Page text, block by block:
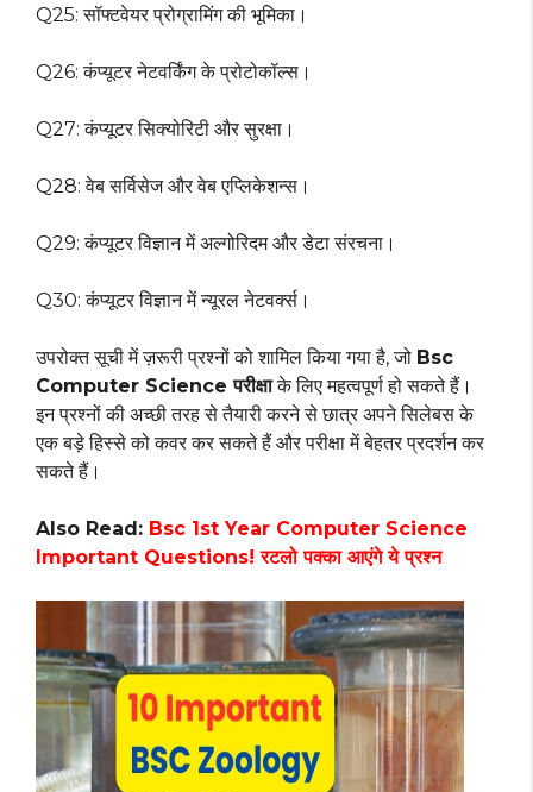
Q25: सॉफ्टवेयर प्रोग्रामिंग की भूमिका।
Q26: कंप्यूटर नेटवर्किंग के प्रोटोकॉल्स।
Q27: कंप्यूटर सिक्योरिटी और सुरक्षा।
Q28: वेब सर्विसेज और वेब एप्लिकेशन्स।
Q29: कंप्यूटर विज्ञान में अल्गोरिदम और डेटा संरचना।
Q30: कंप्यूटर विज्ञान में न्यूरल नेटवर्क्स।
उपरोक्त सूची में ज़रूरी प्रश्नों को शामिल किया गया है, जो Bsc
Computer Science परीक्षाके लिए महत्वपूर्ण हो सकते हैं।
इन प्रश्नों की अच्छी तरह से तैयारी करने से छात्र अपने सिलेबस के
एक बड़े हिस्से को कवर कर सकते हैं और परीक्षा में बेहतर प्रदर्शन कर
सकते हैं।
Also Read: Bsc 1st Year Computer Science
Important Questions! रटलो पक्का आएंगे ये प्रश्न